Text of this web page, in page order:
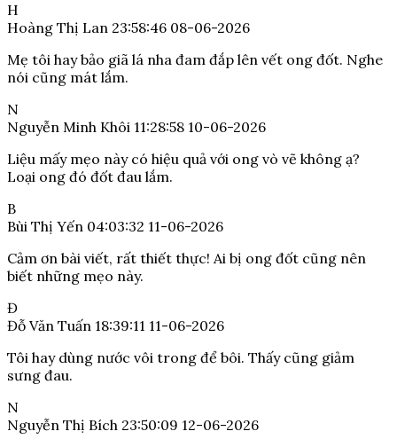
H
Hoàng Thị Lan 23:58:46 08-06-2026
Mẹ tôi hay bảo giã lá nha đam đắp lên vết ong đốt. Nghe
nói cũng mát lắm.
N
Nguyễn Minh Khôi 11:28:58 10-06-2026
Liệu mấy mẹo này có hiệu quả với ong vò vẽ không ạ?
Loại ong đó đốt đau lắm.
B
Bùi Thị Yến 04:03:32 11-06-2026
Cảm ơn bài viết, rất thiết thực! Ai bị ong đốt cũng nên
biết những mẹo này.
Đ
Đỗ Văn Tuấn 18:39:11 11-06-2026
Tôi hay dùng nước vôi trong để bôi. Thấy cũng giảm
sưng đau.
N
Nguyễn Thị Bích 23:50:09 12-06-2026